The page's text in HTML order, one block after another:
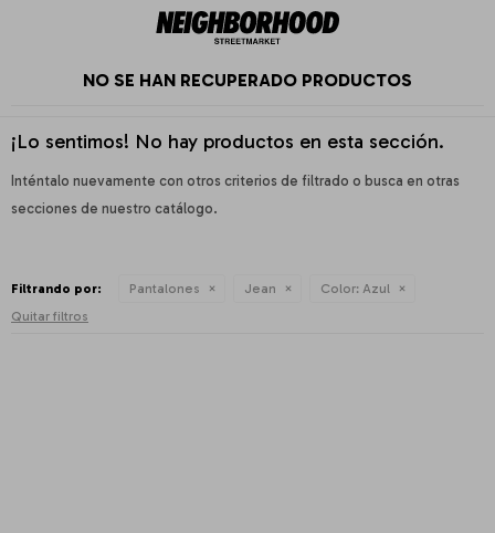
NO SE HAN RECUPERADO PRODUCTOS
¡Lo sentimos! No hay productos en esta sección.
Inténtalo nuevamente con otros criterios de filtrado o busca en otras
secciones de nuestro catálogo.
Filtrando por: Pantalones Jean Color: Azul
Quitar filtros